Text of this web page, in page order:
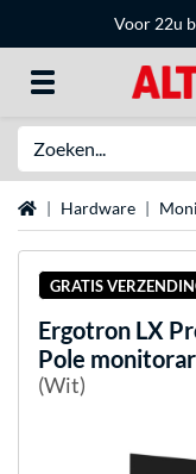
Voor 22u
Home Hardware
GRATIS
Ergotron LX
Pole
(Wit)